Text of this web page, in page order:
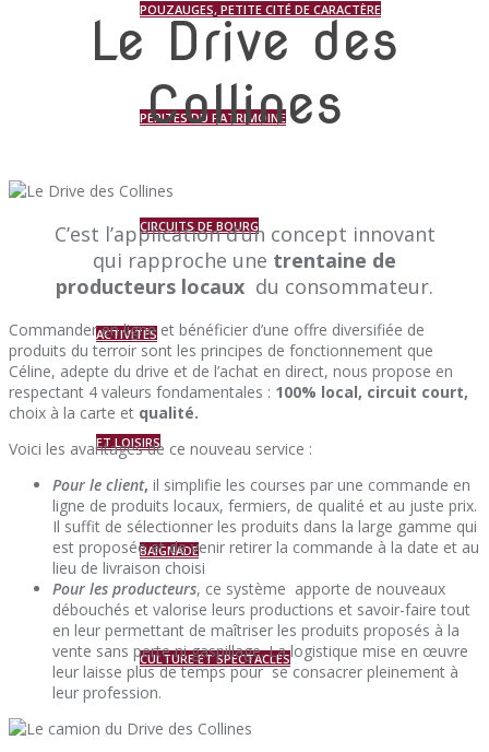
POUZAUGES, PETITE CITÉ DE CARACTÈRE
PÉPITES DU PATRIMOINE
CIRCUITS DE BOURG
ACTIVITÉS
ET LOISIRS
BAIGNADE
CULTURE ET SPECTACLES
Le Drive des
Collines
C’est l’application d’un concept innovant
qui rapproche une trentaine de
producteurs locaux du consommateur.
Commander en ligne et bénéficier d’une offre diversifiée de
produits du terroir sont les principes de fonctionnement que
Céline, adepte du drive et de l’achat en direct, nous propose en
respectant 4 valeurs fondamentales : 100% local, circuit court,
choix à la carte et qualité.
Voici les avantages de ce nouveau service :
Pour le client, il simplifie les courses par une commande en
ligne de produits locaux, fermiers, de qualité et au juste prix.
Il suffit de sélectionner les produits dans la large gamme qui
est proposée et de venir retirer la commande à la date et au
lieu de livraison choisi
Pour les producteurs, ce système apporte de nouveaux
débouchés et valorise leurs productions et savoir-faire tout
en leur permettant de maîtriser les produits proposés à la
vente sans perte ni gaspillage. La logistique mise en œuvre
leur laisse plus de temps pour se consacrer pleinement à
leur profession.